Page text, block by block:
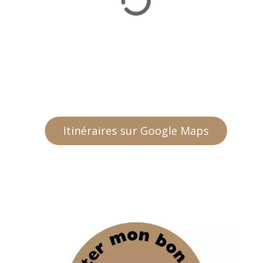
Itinéraires sur Google Maps